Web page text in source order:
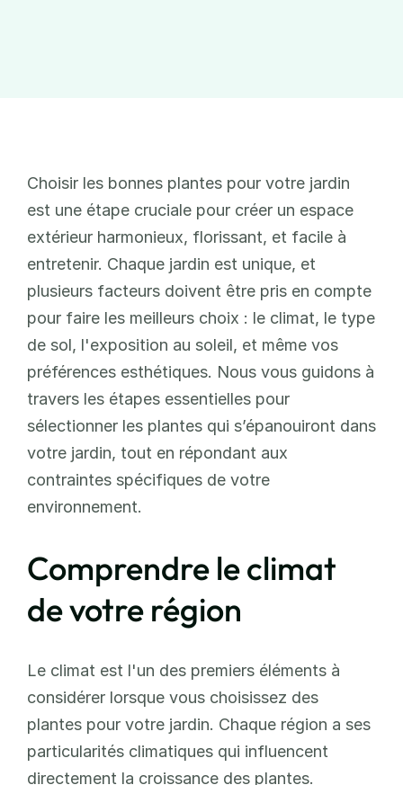
Choisir les bonnes plantes pour votre jardin
est une étape cruciale pour créer un espace
extérieur harmonieux, florissant, et facile à
entretenir. Chaque jardin est unique, et
plusieurs facteurs doivent être pris en compte
pour faire les meilleurs choix : le climat, le type
de sol, l'exposition au soleil, et même vos
préférences esthétiques. Nous vous guidons à
travers les étapes essentielles pour
sélectionner les plantes qui s’épanouiront dans
votre jardin, tout en répondant aux
contraintes spécifiques de votre
environnement.
Comprendre le climat
de votre région
Le climat est l'un des premiers éléments à
considérer lorsque vous choisissez des
plantes pour votre jardin. Chaque région a ses
particularités climatiques qui influencent
directement la croissance des plantes.